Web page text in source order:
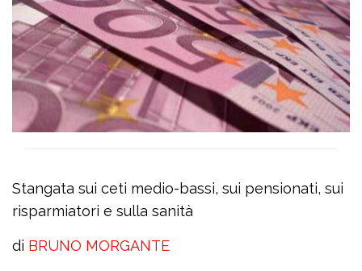
Stangata sui ceti medio-bassi, sui pensionati, sui
risparmiatori e sulla sanità
di BRUNO MORGANTE